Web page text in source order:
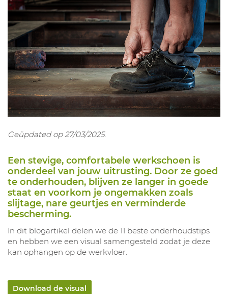
Geüpdated op 27/03/2025.
Een stevige, comfortabele werkschoen is
onderdeel van jouw uitrusting. Door ze goed
te onderhouden, blijven ze langer in goede
staat en voorkom je ongemakken zoals
slijtage, nare geurtjes en verminderde
bescherming.
In dit blogartikel delen we de 11 beste onderhoudstips
en hebben we een visual samengesteld zodat je deze
kan ophangen op de werkvloer.
Download de visual